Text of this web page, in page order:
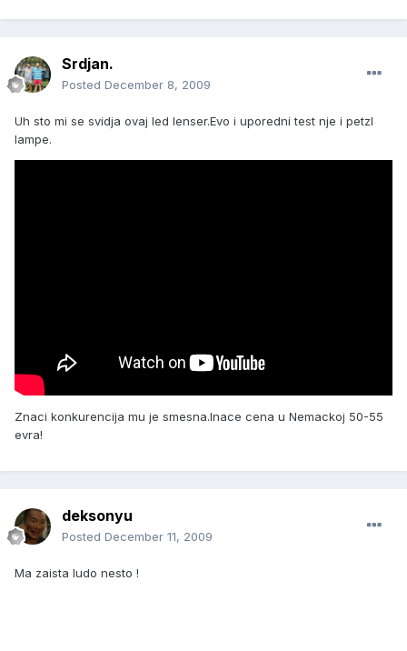
Srdjan.
Posted December 8, 2009
Uh sto mi se svidja ovaj led lenser.Evo i uporedni test nje i petzl
lampe.
Znaci konkurencija mu je smesna.Inace cena u Nemackoj 50-55
evra!
deksonyu
Posted December 11, 2009
Ma zaista ludo nesto !